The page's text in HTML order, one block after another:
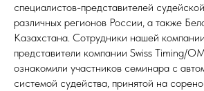
специалистов-представителей
различных регионов России, а также
Казахстана. Сотрудники нашей
представители компании Swiss Timing/
ознакомили участников семинара с
системой судейства, принятой на